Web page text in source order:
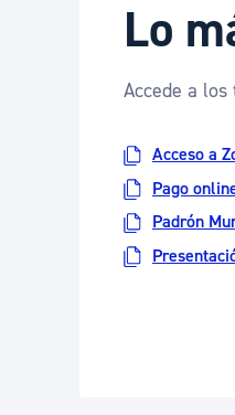
Lo
Accede a
Acceso a
Pago
Padrón